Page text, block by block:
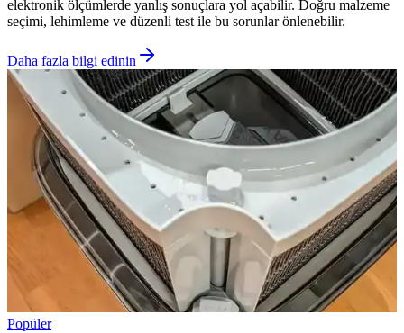
elektronik ölçümlerde yanlış sonuçlara yol açabilir. Doğru malzeme
seçimi, lehimleme ve düzenli test ile bu sorunlar önlenebilir.
Daha fazla bilgi edinin
Popüler